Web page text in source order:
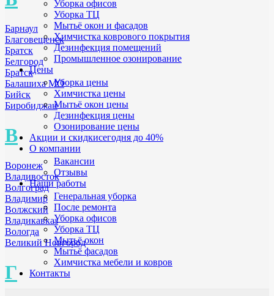
Барнаул
Благовещенск
Братск
Белгород
Братск
Балашиха МО
Бийск
Биробиджан
В
Воронеж
Владивосток
Волгоград
Владимир
Волжский
Владикавказ
Вологда
Великий Новгород
Г
Уборка офисов
Уборка ТЦ
Мытьё окон и фасадов
Химчистка коврового покрытия
Дезинфекция помещений
Промышленное озонирование
Цены
Уборка цены
Химчистка цены
Мытьё окон цены
Дезинфекция цены
Озонирование цены
Акции и скидкисегодня до 40%
О компании
Вакансии
Отзывы
Наши работы
Генеральная уборка
После ремонта
Уборка офисов
Уборка ТЦ
Мытьё окон
Мытьё фасадов
Химчистка мебели и ковров
Контакты